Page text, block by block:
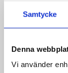
Samtycke
Denna
Vi använder
välkomnar
Hinkul till